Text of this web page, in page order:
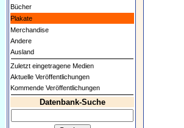
Bücher
Plakate
Merchandise
Andere
Ausland
Zuletzt eingetragene Medien
Aktuelle Veröffentlichungen
Kommende Veröffentlichungen
Datenbank-Suche